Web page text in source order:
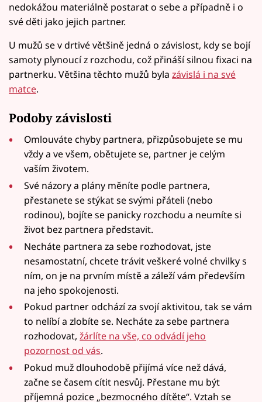
nedokážou materiálně postarat o sebe a případně i o
své děti jako jejich partner.
U mužů se v drtivé většině jedná o závislost, kdy se bojí
samoty plynoucí z rozchodu, což přináší silnou fixaci na
partnerku. Většina těchto mužů byla závislá i na své
matce.
Podoby závislosti
Omlouváte chyby partnera, přizpůsobujete se mu
vždy a ve všem, obětujete se, partner je celým
vaším životem.
Své názory a plány měníte podle partnera,
přestanete se stýkat se svými přáteli (nebo
rodinou), bojíte se panicky rozchodu a neumíte si
život bez partnera představit.
Necháte partnera za sebe rozhodovat, jste
nesamostatní, chcete trávit veškeré volné chvilky s
ním, on je na prvním místě a záleží vám především
na jeho spokojenosti.
Pokud partner odchází za svojí aktivitou, tak se vám
to nelíbí a zlobíte se. Necháte za sebe partnera
rozhodovat,žárlíte na vše, co odvádí jeho
pozornost od vás.
Pokud muž dlouhodobě přijímá více než dává,
začne se časem cítit nesvůj. Přestane mu být
příjemná pozice „bezmocného dítěte“. Vztah se